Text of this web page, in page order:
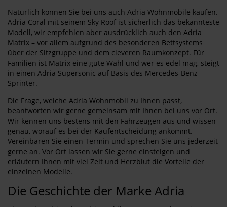
Natürlich können Sie bei uns auch Adria Wohnmobile kaufen.
Adria Coral mit seinem Sky Roof ist sicherlich das bekannteste
Modell, wir empfehlen aber ausdrücklich auch den Adria
Matrix – vor allem aufgrund des besonderen Bettsystems
über der Sitzgruppe und dem cleveren Raumkonzept. Für
Familien ist Matrix eine gute Wahl und wer es edel mag, steigt
in einen Adria Supersonic auf Basis des Mercedes-Benz
Sprinter.
Die Frage, welche Adria Wohnmobil zu Ihnen passt,
beantworten wir gerne gemeinsam mit Ihnen bei uns vor Ort.
Wir kennen uns bestens mit den Fahrzeugen aus und wissen
genau, worauf es bei der Kaufentscheidung ankommt.
Vereinbaren Sie einen Termin und sprechen Sie uns jederzeit
gerne an. Vor Ort lassen wir Sie gerne einsteigen und
erläutern Ihnen mit viel Zeit und Herzblut die Vorteile der
einzelnen Modelle.
Die Geschichte der Marke Adria